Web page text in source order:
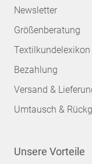
Newsletter
Größenberatung
Textilkundelexikon
Bezahlung
Versand &
Umtausch &
Unsere Vorteile